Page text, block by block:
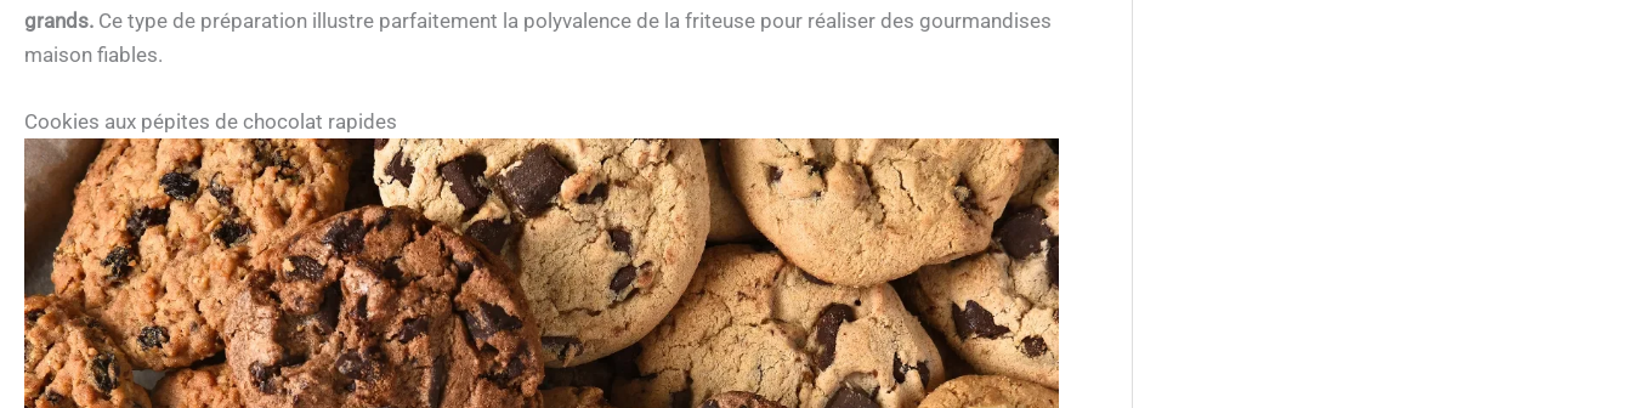
grands. Ce type de préparation illustre parfaitement la polyvalence de la friteuse pour réaliser des gourmandises
maison fiables.
Cookies aux pépites de chocolat rapides